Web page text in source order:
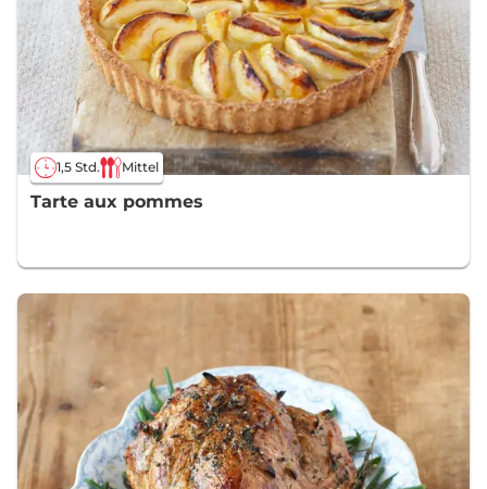
1,5 Std. Mittel
Tarte aux pommes